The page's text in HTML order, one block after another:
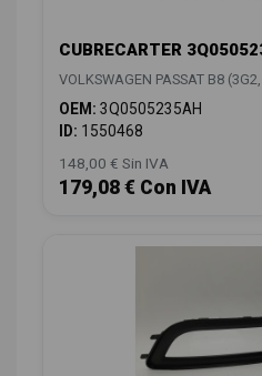
CUBRECARTER
VOLKSWAGEN PASSAT B8
OEM: 3Q0505235AH
ID: 1550468
148,00 € Sin IVA
179,08 € Con IVA